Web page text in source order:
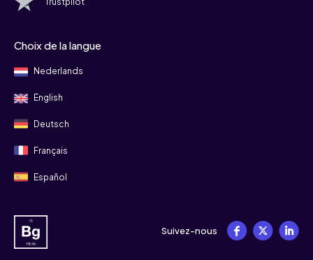
Choix de la langue
Nederlands
English
Deutsch
Français
Español
Suivez-nous